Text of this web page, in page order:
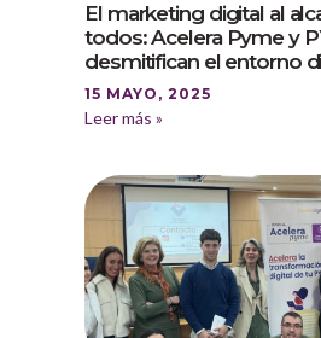
El marketing digital al
todos: Acelera Pyme y
desmitifican el entorno
15 MAYO, 2025
Leer más »